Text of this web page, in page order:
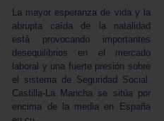
La mayor esperanza de vida y la
abrupta caída de la natalidad
está provocando importantes
desequilibrios en el mercado
laboral y una fuerte presión sobre
el sistema de Seguridad Social.
Castilla-La Mancha se sitúa por
encima de la media en España